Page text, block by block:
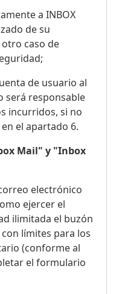
a INBOX
de su
caso de
de usuario al
será responsable
incurridos, si no
el apartado 6.
Mail" y "Inbox
electrónico
ejercer el
ilimitada el buzón
límites para los
(conforme al
el formulario